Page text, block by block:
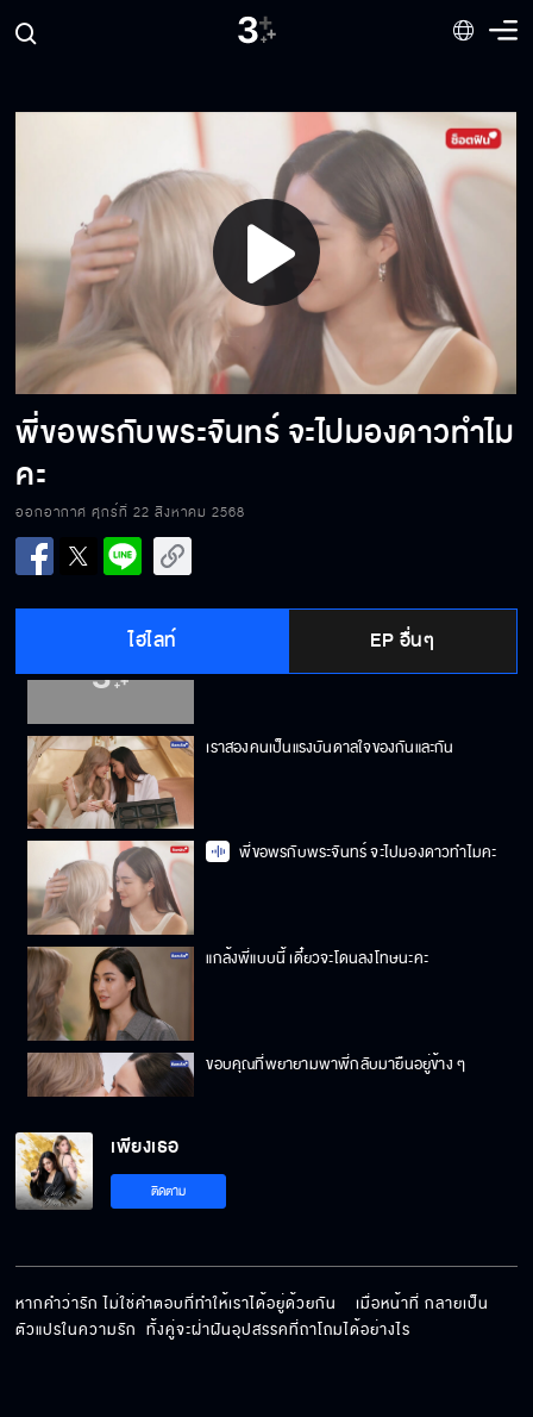
Play
Video
พี่ขอพรกับพระจันทร์ จะไปมองดาวทำไม
คะ
ออกอากาศ ศุกร์ที่ 22 สิงหาคม 2568
ไฮไลท์ EP อื่นๆ
หนูรักของหนูมาตั้ง 7-8 ปี จะมาให้เลิกรักแบบนี้เห
พ่อจะไม่ให้ไอร่าไปไหนทั้งนั้น จนกว่าจะตัดใจได้
พ่อไม่มีทางญาติดีกับมันแน่นอน
พ่อไม่สามารถให้ลูกคบกับลูกไอ้ทรยศได้หรอก
เราสองคนเป็นแรงบันดาลใจของกันและกัน
พี่ขอพรกับพระจันทร์ จะไปมองดาวทำไมคะ
แกล้งพี่แบบนี้ เดี๋ยวจะโดนลงโทษนะคะ
ขอบคุณที่พยายามพาพี่กลับมายืนอยู่ข้าง ๆ
ยิ้มสวยกว่าร้องไห้ตั้งเยอะเลยค่ะ
เพียงเธอ
ติดตาม
หากคำว่ารัก ไม่ใช่คำตอบที่ทำให้เราได้อยู่ด้วยกัน    เมื่อหน้าที่ กลายเป็น
ตัวแปรในความรัก  ทั้งคู่จะฝ่าฝันอุปสรรคที่ถาโถมได้อย่างไร